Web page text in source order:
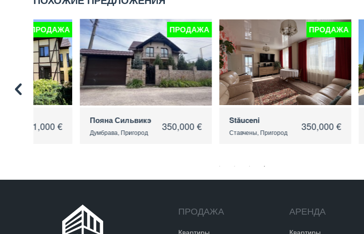
ПРОДАЖА
Пояна Сильвикэ
Думбрава, Пригород 350,000 €
ПРОДАЖА
Ставчены, Пригород 350,000 € Кодру,
ПРОДАЖА
Квартиры
АРЕНДА
Квартиры